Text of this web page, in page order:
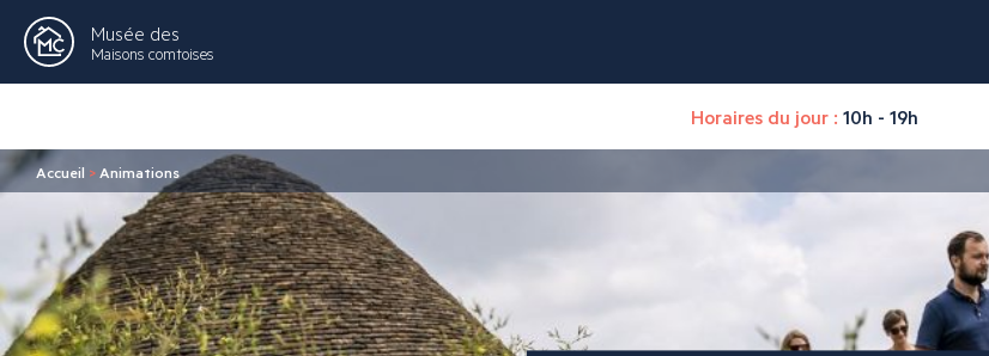
Musée des
Maisons comtoises
Horaires du jour : 10h - 19h
Accueil > Animations